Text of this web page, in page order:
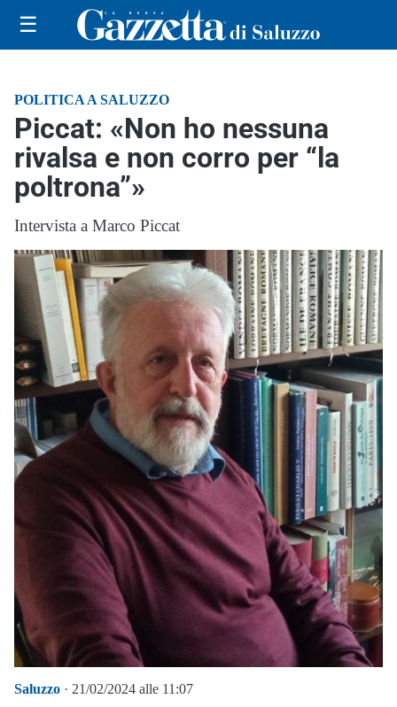
☰
POLITICA A SALUZZO
Piccat: «Non ho nessuna
rivalsa e non corro per “la
poltrona”»
Intervista a Marco Piccat
Saluzzo · 21/02/2024 alle 11:07